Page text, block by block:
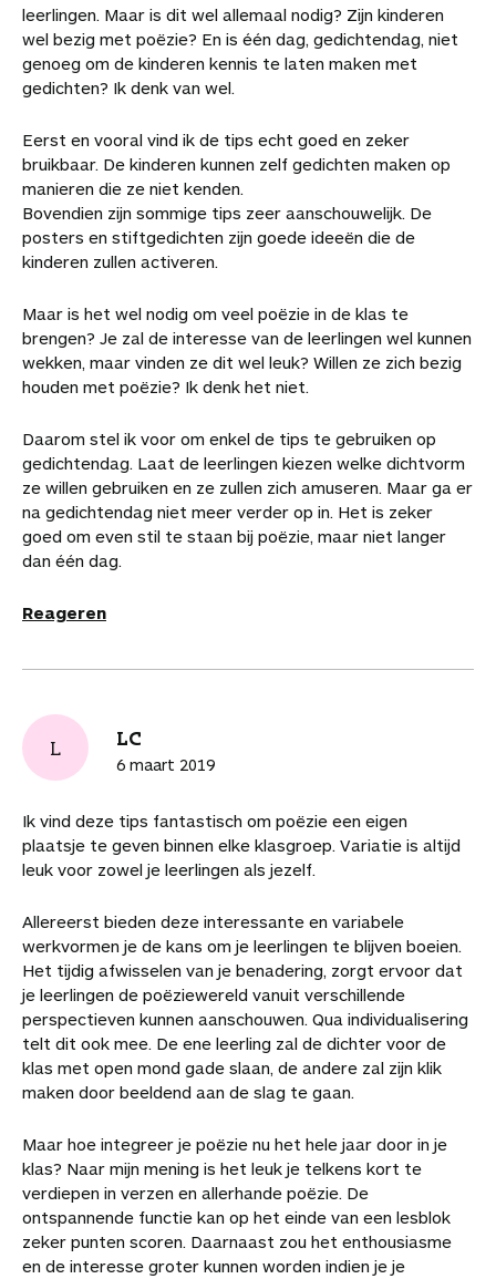
leerlingen. Maar is dit wel allemaal nodig? Zijn kinderen
wel bezig met poëzie? En is één dag, gedichtendag, niet
genoeg om de kinderen kennis te laten maken met
gedichten? Ik denk van wel.
Eerst en vooral vind ik de tips echt goed en zeker
bruikbaar. De kinderen kunnen zelf gedichten maken op
manieren die ze niet kenden.
Bovendien zijn sommige tips zeer aanschouwelijk. De
posters en stiftgedichten zijn goede ideeën die de
kinderen zullen activeren.
Maar is het wel nodig om veel poëzie in de klas te
brengen? Je zal de interesse van de leerlingen wel kunnen
wekken, maar vinden ze dit wel leuk? Willen ze zich bezig
houden met poëzie? Ik denk het niet.
Daarom stel ik voor om enkel de tips te gebruiken op
gedichtendag. Laat de leerlingen kiezen welke dichtvorm
ze willen gebruiken en ze zullen zich amuseren. Maar ga er
na gedichtendag niet meer verder op in. Het is zeker
goed om even stil te staan bij poëzie, maar niet langer
dan één dag.
Reageren
L LC
6 maart 2019
Ik vind deze tips fantastisch om poëzie een eigen
plaatsje te geven binnen elke klasgroep. Variatie is altijd
leuk voor zowel je leerlingen als jezelf.
Allereerst bieden deze interessante en variabele
werkvormen je de kans om je leerlingen te blijven boeien.
Het tijdig afwisselen van je benadering, zorgt ervoor dat
je leerlingen de poëziewereld vanuit verschillende
perspectieven kunnen aanschouwen. Qua individualisering
telt dit ook mee. De ene leerling zal de dichter voor de
klas met open mond gade slaan, de andere zal zijn klik
maken door beeldend aan de slag te gaan.
Maar hoe integreer je poëzie nu het hele jaar door in je
klas? Naar mijn mening is het leuk je telkens kort te
verdiepen in verzen en allerhande poëzie. De
ontspannende functie kan op het einde van een lesblok
zeker punten scoren. Daarnaast zou het enthousiasme
en de interesse groter kunnen worden indien je je